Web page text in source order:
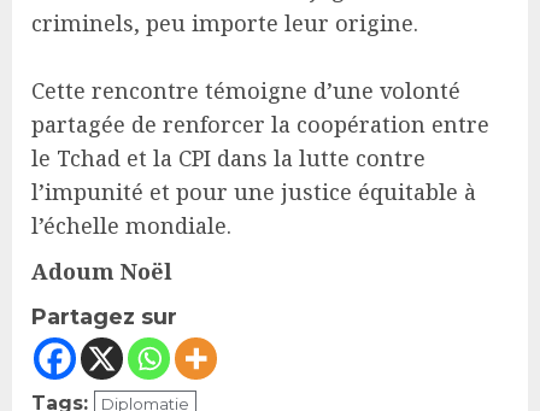
criminels, peu importe leur origine.
Cette rencontre témoigne d’une volonté
partagée de renforcer la coopération entre
le Tchad et la CPI dans la lutte contre
l’impunité et pour une justice équitable à
l’échelle mondiale.
Adoum Noël
Partagez sur
Tags: Diplomatie